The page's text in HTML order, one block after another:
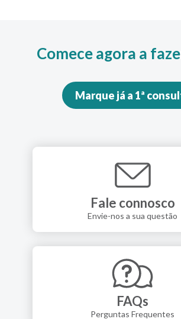
Comece agora a
Marque já a 1ª
Fale connosco
Envie-nos a sua questão
FAQs
Perguntas Frequentes